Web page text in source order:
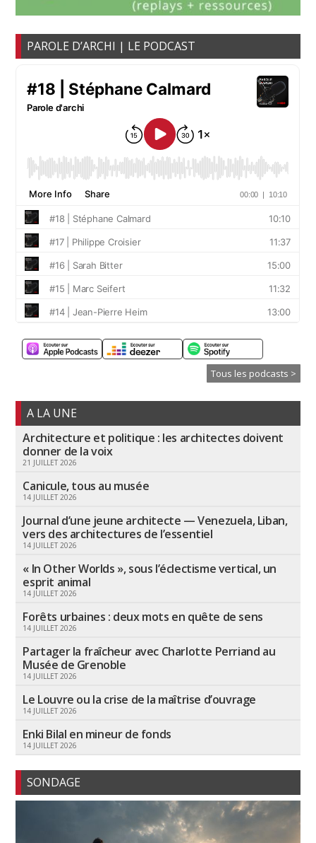
PAROLE D’ARCHI | LE PODCAST
Tous les podcasts >
A LA UNE
Architecture et politique : les architectes doivent
donner de la voix
21 JUILLET 2026
Canicule, tous au musée
14 JUILLET 2026
Journal d’une jeune architecte — Venezuela, Liban,
vers des architectures de l’essentiel
14 JUILLET 2026
« In Other Worlds », sous l’éclectisme vertical, un
esprit animal
14 JUILLET 2026
Forêts urbaines : deux mots en quête de sens
14 JUILLET 2026
Partager la fraîcheur avec Charlotte Perriand au
Musée de Grenoble
14 JUILLET 2026
Le Louvre ou la crise de la maîtrise d’ouvrage
14 JUILLET 2026
Enki Bilal en mineur de fonds
14 JUILLET 2026
SONDAGE